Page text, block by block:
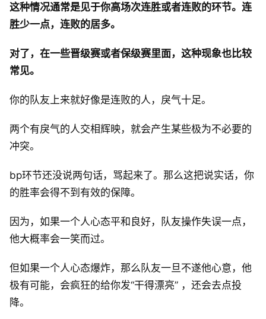
这种情况通常是见于你高场次连胜或者连败的环节。连
胜少一点，连败的居多。
对了，在一些晋级赛或者保级赛里面，这种现象也比较
常见。
你的队友上来就好像是连败的人，戾气十足。
两个有戾气的人交相辉映，就会产生某些极为不必要的
冲突。
bp环节还没说两句话，骂起来了。那么这把说实话，你
的胜率会得不到有效的保障。
因为，如果一个人心态平和良好，队友操作失误一点，
他大概率会一笑而过。
但如果一个人心态爆炸，那么队友一旦不遂他心意，他
极有可能，会疯狂的给你发“干得漂亮” ，还会去点投
降。